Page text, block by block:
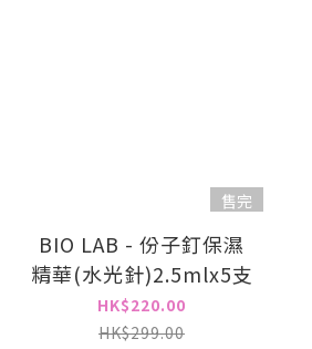
售完
BIO LAB - 份子釘保濕
精華(水光針)2.5mlx5支
HK$220.00
HK$299.00